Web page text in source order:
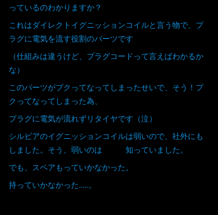
っているのわかりますか？
これはダイレクトイグニッションコイルと言う物で、プ
ラグに電気を流す役割のパーツです
（仕組みは違うけど、プラグコードって言えばわかるか
な）
このパーツがプクってなってしまったせいで、そう！プ
クってなってしまった為、
プラグに電気が流れずリタイヤです（泣）
シルビアのイグニッションコイルは弱いので、社外にも
しました。そう、弱いのは 知っていました。
でも、スペアもっていかなかった。
持っていかなかった.....。